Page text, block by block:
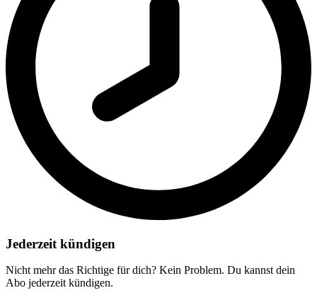
Jederzeit kündigen
Nicht mehr das Richtige für dich? Kein Problem. Du kannst dein
Abo jederzeit kündigen.